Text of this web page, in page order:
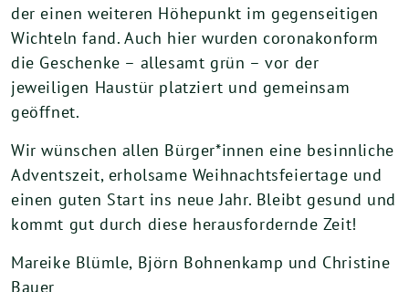
der einen weiteren Höhepunkt im gegenseitigen
Wichteln fand. Auch hier wurden coronakonform
die Geschenke – allesamt grün – vor der
jeweiligen Haustür platziert und gemeinsam
geöffnet.
Wir wünschen allen Bürger*innen eine besinnliche
Adventszeit, erholsame Weihnachtsfeiertage und
einen guten Start ins neue Jahr. Bleibt gesund und
kommt gut durch diese herausfordernde Zeit!
Mareike Blümle, Björn Bohnenkamp und Christine
Bauer